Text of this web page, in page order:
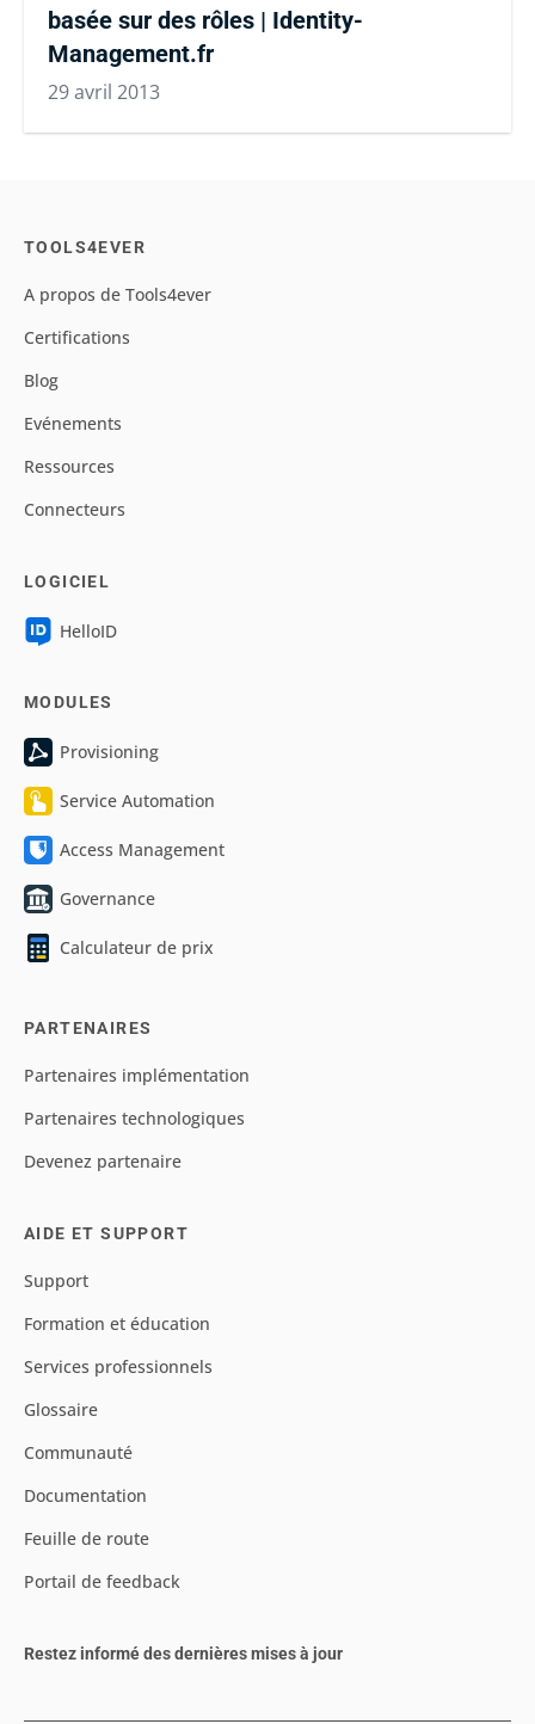
basée sur des rôles | Identity-
Management.fr
29 avril 2013
TOOLS4EVER
A propos de Tools4ever
Certifications
Blog
Evénements
Ressources
Connecteurs
LOGICIEL
HelloID
MODULES
Provisioning
Service Automation
Access Management
Governance
Calculateur de prix
PARTENAIRES
Partenaires implémentation
Partenaires technologiques
Devenez partenaire
AIDE ET SUPPORT
Support
Formation et éducation
Services professionnels
Glossaire
Communauté
Documentation
Feuille de route
Portail de feedback
Restez informé des dernières mises à jour